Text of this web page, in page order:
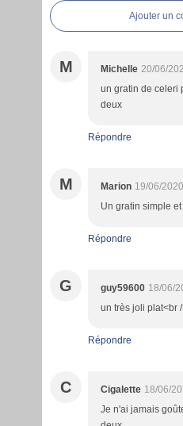
Ajouter un
M Michelle 20/06/
un gratin de celeri
deux
Répondre
M Marion 19/06/
Un gratin simple
Répondre
G guy59600 18/06/
un très joli plat<br
Répondre
C Cigalette 18/06/
Je n'ai jamais